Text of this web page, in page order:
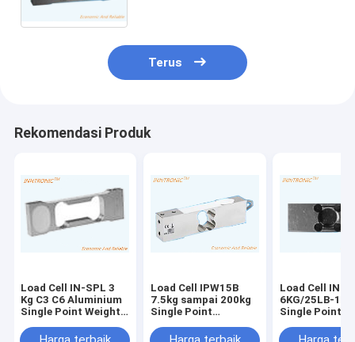
Terus
Rekomendasi Produk
Load Cell IN-SPL 3
Kg C3 C6 Aluminium
Single Point Weight
IP65 Untuk
Load Cell IPW15B
7.5kg sampai 200kg
Single Point
Weight force sensor
Load Cell IN-
6KG/25LB-
Single Point
Sensor